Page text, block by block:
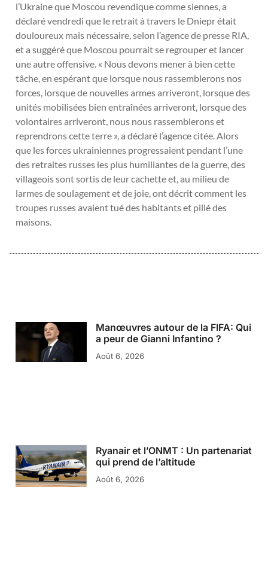
l’Ukraine que Moscou revendique comme siennes, a
déclaré vendredi que le retrait à travers le Dniepr était
douloureux mais nécessaire, selon l’agence de presse RIA,
et a suggéré que Moscou pourrait se regrouper et lancer
une autre offensive. « Nous devons mener à bien cette
tâche, en espérant que lorsque nous rassemblerons nos
forces, lorsque de nouvelles armes arriveront, lorsque des
unités mobilisées bien entraînées arriveront, lorsque des
volontaires arriveront, nous nous rassemblerons et
reprendrons cette terre », a déclaré l’agence citée. Alors
que les forces ukrainiennes progressaient pendant l’une
des retraites russes les plus humiliantes de la guerre, des
villageois sont sortis de leur cachette et, au milieu de
larmes de soulagement et de joie, ont décrit comment les
troupes russes avaient tué des habitants et pillé des
maisons.
Manœuvres autour de la FIFA: Qui
a peur de Gianni Infantino ?
Août 6, 2026
Ryanair et l’ONMT : Un partenariat
qui prend de l’altitude
Août 6, 2026